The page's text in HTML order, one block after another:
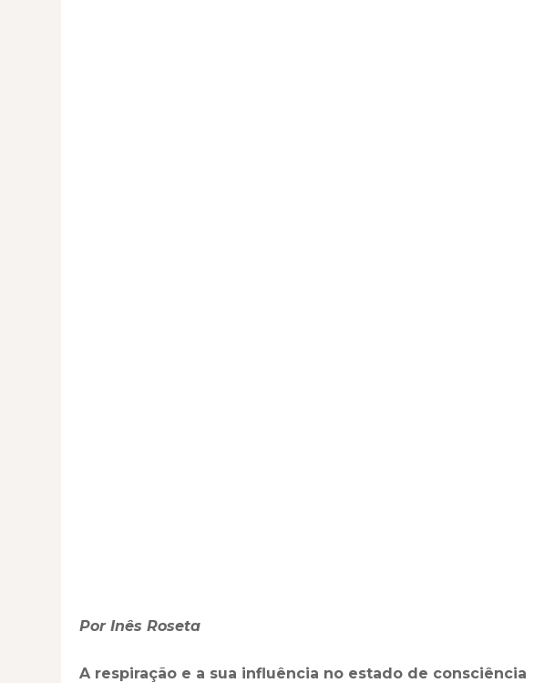
Por Inês Roseta
A respiração e a sua influência no estado de consciência